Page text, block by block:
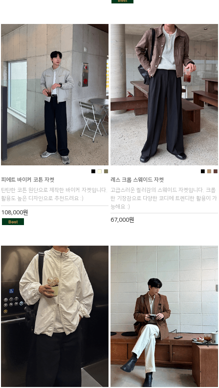
■ ■ ■
피에트 바이커 코튼 자켓
탄탄한 코튼 원단으로 제작한 바이커 자켓입니다.
활용도 높은 디자인으로 추천드려요 :)
108,000원
■ ■ ■
레스 크롭 스웨이드 자켓
고급스러운 컬러감의 스웨이드 자켓입니다. 크롭
한 기장감으로 다양한 코디에 트렌디한 활용이 가
능해요 :)
67,000원